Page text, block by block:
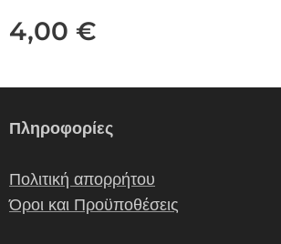
4,00 €
Πληροφορίες
Πολιτική απορρήτου
Όροι και Προϋποθέσεις